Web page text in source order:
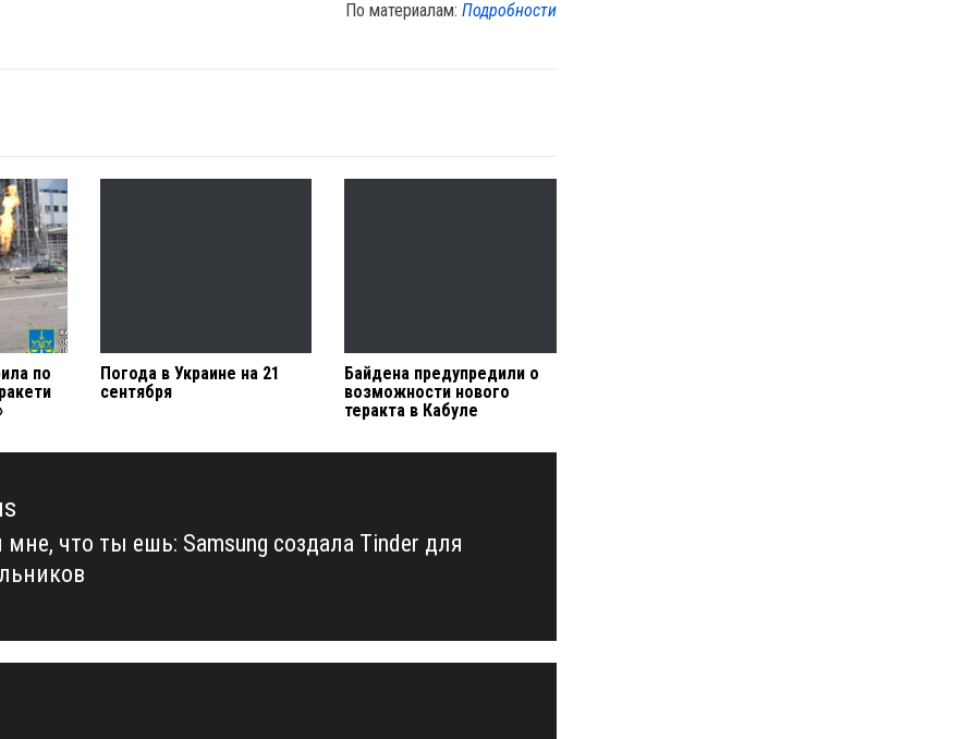
По материалам:Подробности
по
Погода в Украине на 21
сентября
Байдена предупредили о
возможности нового
теракта в Кабуле
что ты ешь: Samsung создала Tinder для